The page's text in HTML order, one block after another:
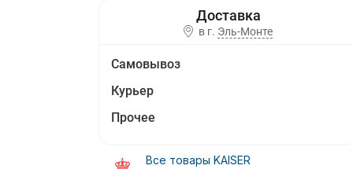
в г. Эль-Монте
Самовывоз
Курьер
Прочее
Все товары KAISER